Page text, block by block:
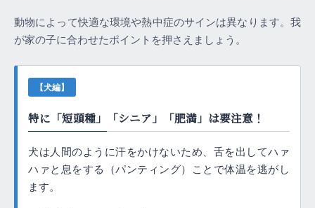
動物によって快適な環境や熱中症のサインは異なります。我
が家の子に合わせたポイントを押さえましょう。
【犬編】
特に「短頭種」「シニア」「肥満」は要注意！
犬は人間のように汗をかけないため、舌を出してハァ
ハァと息をする（パンティング）ことで体温を逃がし
ます。